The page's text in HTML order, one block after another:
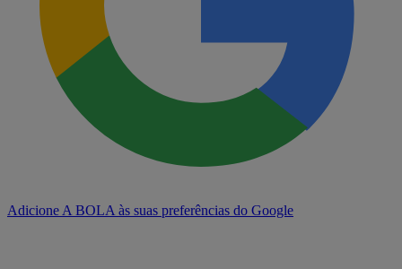
Adicione A BOLA às suas preferências do Google